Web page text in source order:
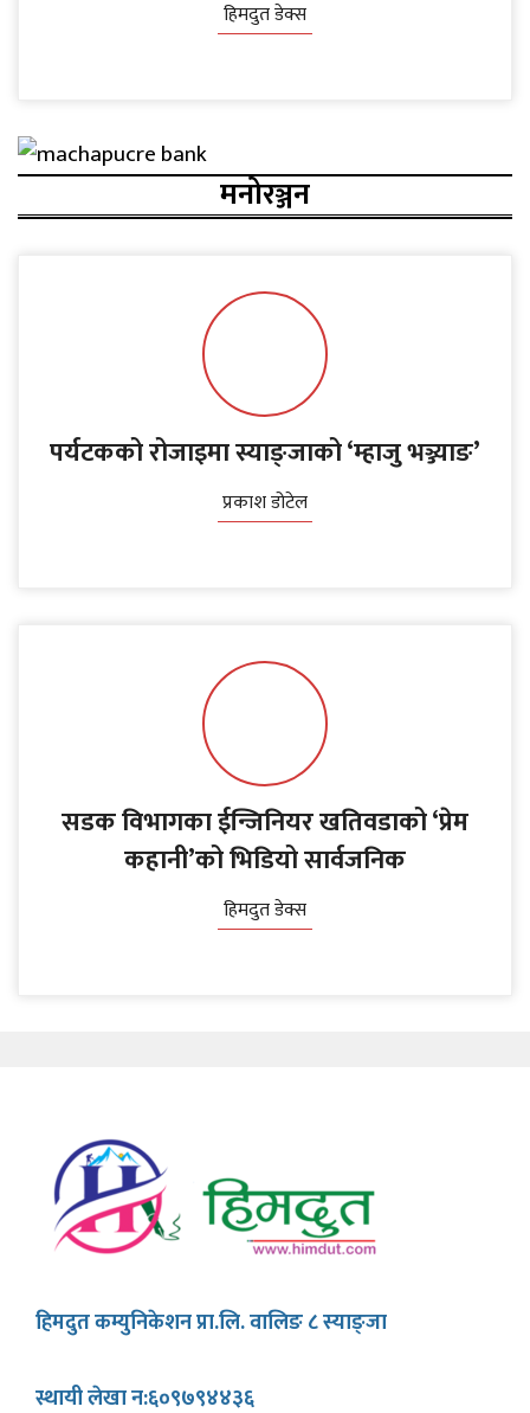
हिमदुत डेक्स
मनोरञ्जन
पर्यटकको रोजाइमा स्याङ्जाको ‘म्हाजु भञ्ज्याङ’
प्रकाश डोटेल
सडक विभागका ईन्जिनियर खतिवडाको ‘प्रेम
कहानी’को भिडियो सार्वजनिक
हिमदुत डेक्स
हिमदुत कम्युनिकेशन प्रा.लि. वालिङ ८ स्याङ्जा
स्थायी लेखा न:६०९७९४४३६